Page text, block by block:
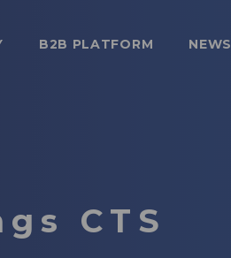
B2B PLATFORM NEWS
CTS